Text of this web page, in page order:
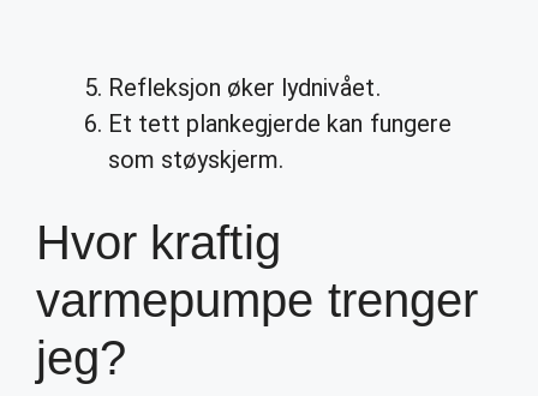
Refleksjon øker lydnivået.
Et tett plankegjerde kan fungere
som støyskjerm.
Hvor kraftig
varmepumpe trenger
jeg?